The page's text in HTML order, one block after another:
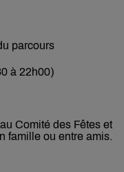
parcours
à 22h00)
Comité des Fêtes et
famille ou entre amis.